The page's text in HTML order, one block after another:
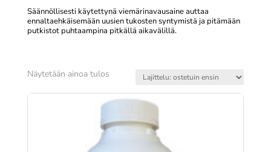
Säännöllisesti käytettynä viemärinavausaine auttaa
ennaltaehkäisemään uusien tukosten syntymistä ja pitämään
putkistot puhtaampina pitkällä aikavälillä.
Näytetään ainoa tulos